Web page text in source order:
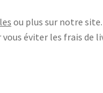
ou plus sur notre site.
éviter les frais de